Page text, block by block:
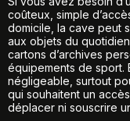
coûteux, simple
domicile, la cave peut
aux objets du
cartons d’archives
équipements de sport.
négligeable, surtout
qui souhaitent un
déplacer ni souscrire